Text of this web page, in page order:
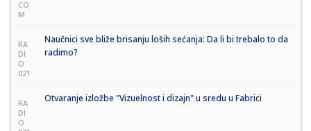
CO
M
RA
DI
O
021
Naučnici sve bliže brisanju loših sećanja: Da li bi trebalo to da
radimo?
RA
DI
O
Otvaranje izložbe "Vizuelnost i dizajn" u sredu u Fabrici